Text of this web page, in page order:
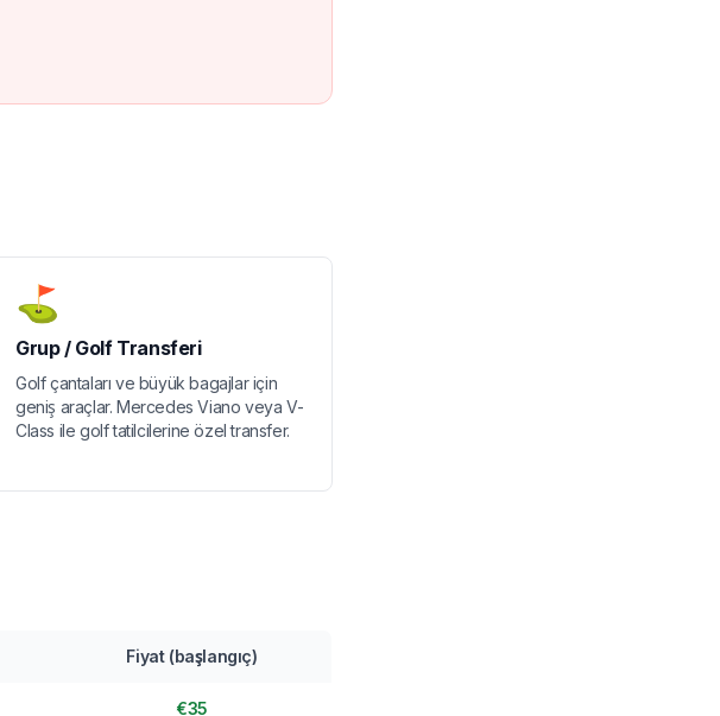
⛳
Grup / Golf Transferi
Golf çantaları ve büyük bagajlar için
geniş araçlar. Mercedes Viano veya V-
Class ile golf tatilcilerine özel transfer.
Fiyat (başlangıç)
€35